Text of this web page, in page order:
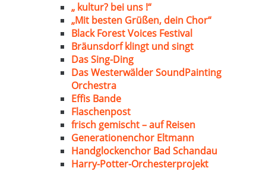
„ kultur? bei uns !“
„Mit besten Grüßen, dein Chor“
Black Forest Voices Festival
Bräunsdorf klingt und singt
Das Sing-Ding
Das Westerwälder SoundPainting
Orchestra
Effis Bande
Flaschenpost
frisch gemischt – auf Reisen
Generationenchor Eltmann
Handglockenchor Bad Schandau
Harry-Potter-Orchesterprojekt